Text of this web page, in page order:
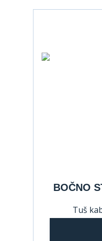
BOČNO
Tuš